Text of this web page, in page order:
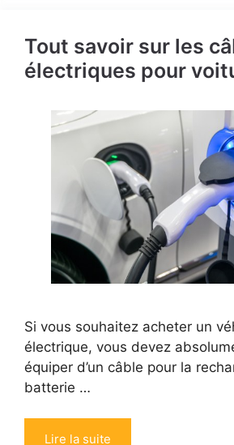
Tout savoir sur les
électriques pour
Si vous souhaitez acheter un
électrique, vous devez
équiper d’un câble pour la
batterie …
Lire la suite